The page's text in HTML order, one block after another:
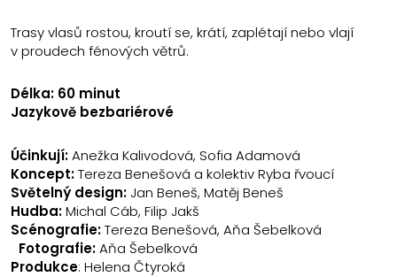
Trasy vlasů rostou, kroutí se, krátí, zaplétají nebo vlají
v proudech fénových větrů.
Délka: 60 minut
Jazykově bezbariérové
Účinkují:Anežka Kalivodová, Sofia Adamová
Koncept:Tereza Benešová a kolektiv Ryba řvoucí
Světelný design: Jan Beneš, Matěj Beneš
Hudba:Michal Cáb, Filip Jakš
Scénografie:Tereza Benešová, Aňa Šebelková
Fotografie:Aňa Šebelková
Produkce: Helena Čtyroká